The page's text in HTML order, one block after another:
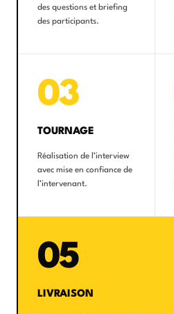
des questions et briefing
des participants.
03
TOURNAGE
Réalisation de l’interview
avec mise en confiance de
l’intervenant.
05
LIVRAISON